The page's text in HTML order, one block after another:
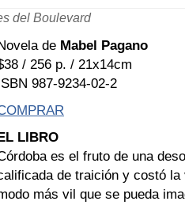
del Boulevard
de Mabel Pagano
/ 256 p. / 21x14cm
987-9234-02-2
LIBRO
es el fruto de una
de traición y costó la
más vil que se pueda